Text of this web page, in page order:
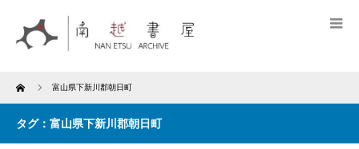
Home 富山県下新川郡朝日町
タグ：富山県下新川郡朝日町